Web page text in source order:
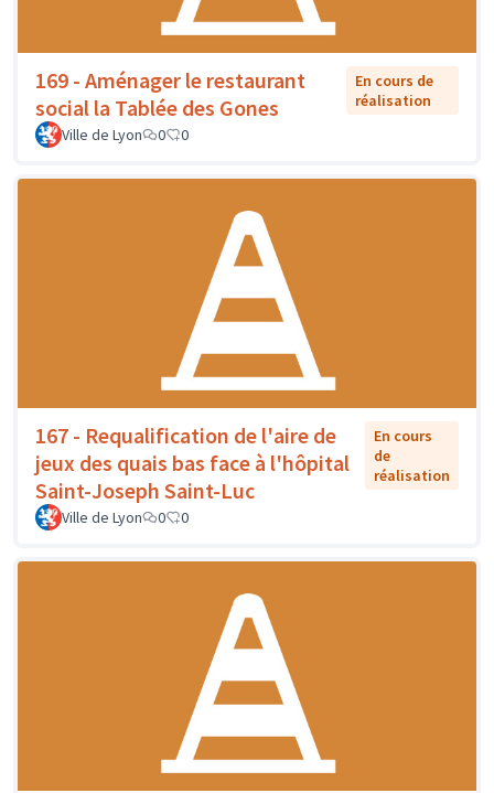
169 - Aménager le restaurant
social la Tablée des Gones
En cours de
réalisation
Ville de Lyon
0 0
167 - Requalification de l'aire de
jeux des quais bas face à l'hôpital
Saint-Joseph Saint-Luc
En cours
de
réalisation
Ville de Lyon 0 0